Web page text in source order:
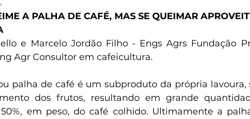
com NaN de 5 estrelas.
A PALHA DE CAFÉ, MAS SE QUEIMAR
e Marcelo Jordão Filho - Engs Agrs Fundação
Agr Consultor em cafeicultura.
dos frutos, resultando em grande
em peso, do café colhido. Ultimamente a